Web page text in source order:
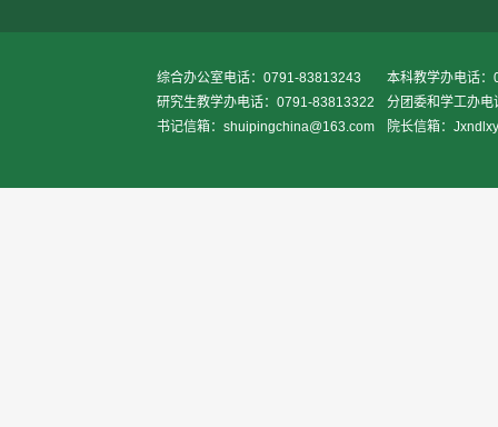
综合办公室电话：0791-83813243
本科教学办电话
研究生教学办电话：0791-83813322
分团委和学工办
书记信箱：shuipingchina@163.com
院长信箱：